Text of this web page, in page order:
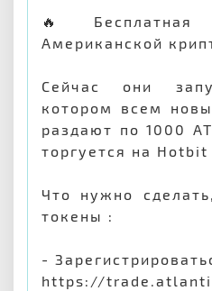
Американской
Сейчас они
котором всем
раздают по 1000
торгуется на Hotbit
Что нужно
токены :
-
https://